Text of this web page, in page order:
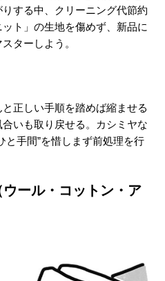
する中、クリーニング代節約
ト」の生地を傷めず、新品に
ターしよう。
正しい手順を踏めば縮ませる
いも取り戻せる。カシミヤな
と手間”を惜しまず前処理を行
ール・コットン・ア